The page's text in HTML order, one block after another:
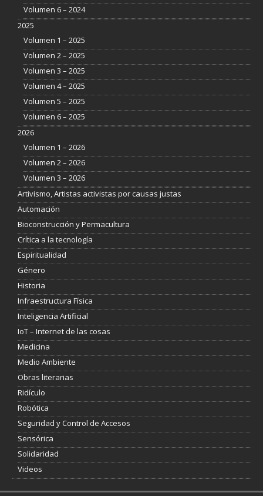
Volumen 6 – 2024
2025
Volumen 1 – 2025
Volumen 2 – 2025
Volumen 3 – 2025
Volumen 4 – 2025
Volumen 5 – 2025
Volumen 6 – 2025
2026
Volumen 1 – 2026
Volumen 2 – 2026
Volumen 3 – 2026
Artivismo, Artistas activistas por causas justas
Automación
Bioconstrucción y Permacultura
Crítica a la tecnología
Espiritualidad
Género
Historia
Infraestructura Física
Inteligencia Artificial
IoT – Internet de las cosas
Medicina
Medio Ambiente
Obras literarias
Ridículo
Robótica
Seguridad y Control de Accesos
Sensórica
Solidaridad
Videos